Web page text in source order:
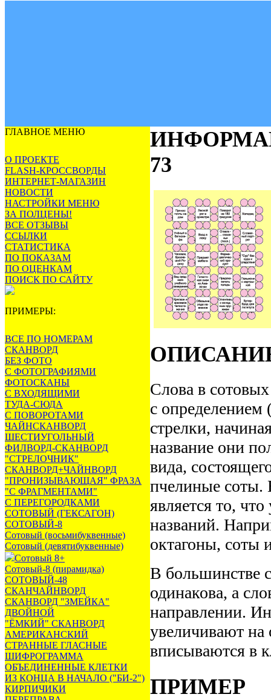
ГЛАВНОЕ МЕНЮ
О ПРОЕКТЕ
FLASH-КРОССВОРДЫ
ИНТЕРНЕТ-МАГАЗИН
НОВОСТИ
НАСТРОЙКИ МЕНЮ
ЗА ПОЛЦЕНЫ!
ВСЕ ОТЗЫВЫ
ССЫЛКИ
СТАТИСТИКА
ПО ПОКАЗАМ
ПО ОЦЕНКАМ
ПОИСК ПО САЙТУ
ПРИМЕРЫ:
ВСЕ ПО НОМЕРАМ
СКАНВОРД
БЕЗ ФОТО
С ФОТОГРАФИЯМИ
ФОТОСКАНЫ
С ВХОДЯЩИМИ
ТУДА-СЮДА
С ПОВОРОТАМИ
ЧАЙНСКАНВОРД
ШЕСТИУГОЛЬНЫЙ
ФИЛВОРД-СКАНВОРД
"СТРЕЛОЧНИК"
СКАНВОРД+ЧАЙНВОРД
"ПРОНИЗЫВАЮЩАЯ" ФРАЗА
"С ФРАГМЕНТАМИ"
С ПЕРЕГОРОДКАМИ
СОТОВЫЙ (ГЕКСАГОН)
СОТОВЫЙ-8
Сотовый (восьмибуквенные)
Сотовый (девятибуквенные)
Сотовый 8+
Сотовый-8 (пирамидка)
СОТОВЫЙ-48
СКАНЧАЙНВОРД
СКАНВОРД "ЗМЕЙКА"
ДВОЙНОЙ
"ЁМКИЙ" СКАНВОРД
АМЕРИКАНСКИЙ
СТРАННЫЕ ГЛАСНЫЕ
ШИФРОГРАММА
ОБЪЕДИНЕННЫЕ КЛЕТКИ
ИЗ КОНЦА В НАЧАЛО ("БИ-2")
КИРПИЧИКИ
73
Слова в
с
стрелки,
название они
вида,
пчелиные соты.
является то,
названий.
октагоны, соты
В большинстве
одинакова, а
направлении.
увеличивают на
вписываются в
ПРИМЕР